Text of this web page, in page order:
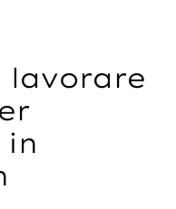
in